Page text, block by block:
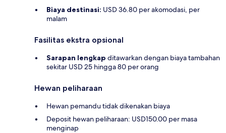
Biaya destinasi: USD 36.80 per akomodasi, per
malam
Fasilitas ekstra opsional
Sarapan lengkap ditawarkan dengan biaya tambahan
sekitar USD 25 hingga 80 per orang
Hewan peliharaan
Hewan pemandu tidak dikenakan biaya
Deposit hewan peliharaan: USD150.00 per masa
menginap